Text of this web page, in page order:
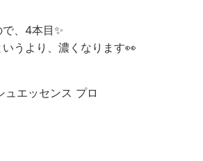
、4本目✨
うより、濃くなります👀
ュエッセンス プロ